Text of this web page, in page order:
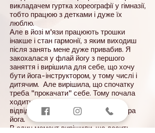
викладачем гуртка хореографії у гімназії,
тобто працюю з детками і дуже їх
люблю.
Але в йозі м'язи працюють трошки
інакше і стан гармонії, з яким виходиш
після занять мене дуже привабив. Я
закохалася у флай йогу з першого
заняття і вирішила для себе, що хочу
бути йога-інструктором, у тому числі і
дитячим. Але вирішила, що спочатку
треба "прокачати" себе. Тому почала
ходити на різні йога фестивалі,
відвідувала семінари в студії Ишвара
йога.
В один момент вирішили, що досить